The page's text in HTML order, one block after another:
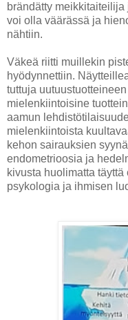
brändätty
voi olla väärässä ja
nähtiin.
Väkeä riitti muillekin
hyödynnettiin.
tuttuja
mielenkiintoisine
aamun
mielenkiintoista
kehon sairauksien
endometrioosia ja
kivusta huolimatta
psykologia ja ihmisen